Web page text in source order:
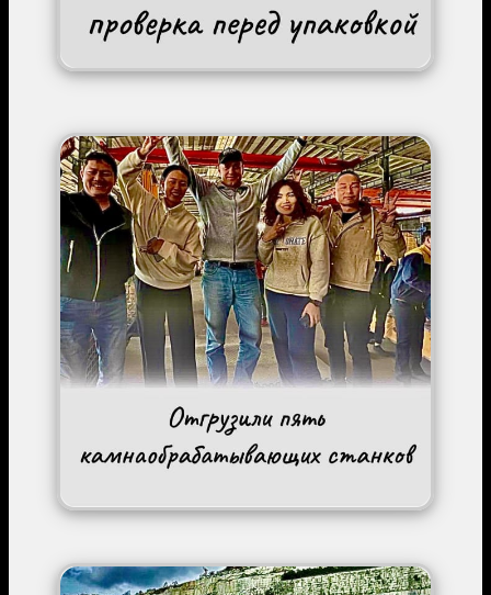
Image
Image